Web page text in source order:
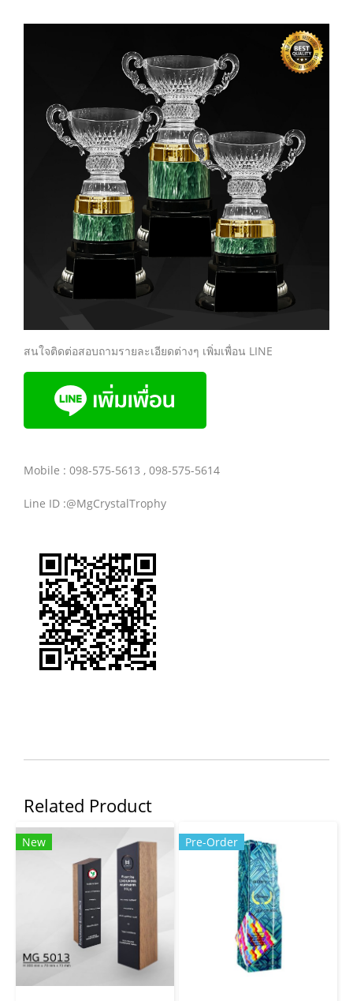
สนใจติดต่อสอบถามรายละเอียดต่างๆ เพิ่มเพื่อน LINE
Mobile : 098-575-5613 , 098-575-5614
Line ID :@MgCrystalTrophy
Related Product
New Pre-Order